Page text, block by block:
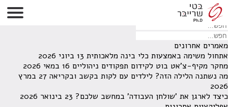
לא נמצאו תוצאות תחת קטגוריה זו.
מחפש משהו מסויים? השתמש בחיפוש
מאמרים אחרונים
אתחול משימה באמצעות כלי בינה מלאכותית 13 ביוני 2026
מחקר מקיף-צ'אט בוט לקידום תפקודים ניהוליים 16 במאי 2026
מה נשתנה הלילה הזה? לילדים עם לקות בקשב ובקריאה
27 במרץ
2026
כיצד לארגן את 'שולחן העבודה' במחשב שלכם? 23 בינואר 2026